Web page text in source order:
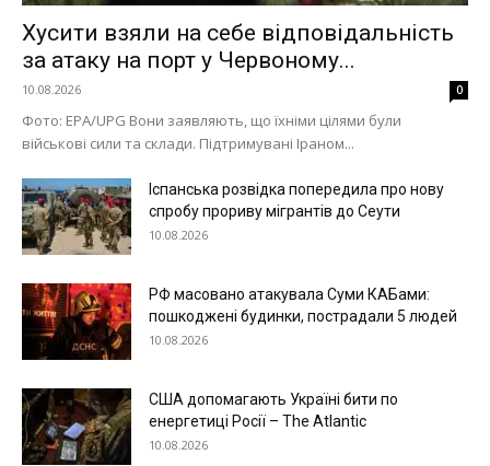
Хусити взяли на себе відповідальність
за атаку на порт у Червоному...
10.08.2026 0
Фото: EPA/UPG Вони заявляють, що їхніми цілями були
військові сили та склади. Підтримувані Іраном...
Іспанська розвідка попередила про нову
спробу прориву мігрантів до Сеути
10.08.2026
РФ масовано атакувала Суми КАБами:
пошкоджені будинки, пострадали 5 людей
10.08.2026
США допомагають Україні бити по
енергетиці Росії – The Atlantic
10.08.2026